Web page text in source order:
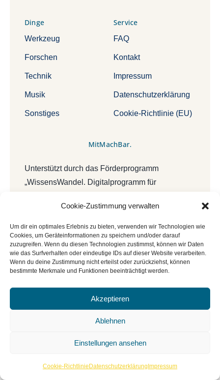
Cookie-Zustimmung verwalten
Um dir ein optimales Erlebnis zu bieten, verwenden wir Technologien wie
Cookies, um Geräteinformationen zu speichern und/oder darauf
zuzugreifen. Wenn du diesen Technologien zustimmst, können wir Daten
wie das Surfverhalten oder eindeutige IDs auf dieser Website verarbeiten.
Wenn du deine Zustimmung nicht erteilst oder zurückziehst, können
bestimmte Merkmale und Funktionen beeinträchtigt werden.
Akzeptieren
Ablehnen
Einstellungen ansehen
Cookie-Richtlinie Datenschutzerklärung Impressum
Dinge
Werkzeug
Forschen
Technik
Musik
Sonstiges
Service
FAQ
Kontakt
Impressum
Datenschutzerklärung
Cookie-Richtlinie (EU)
MitMachBar.
Unterstützt durch das Förderprogramm
„WissensWandel. Digitalprogramm für
NEUSTART KULTUR“ vom Deutschen
Bibliotheksverband e.V. und dem Beauftragten
der Bundesregierung für Kultur und Medien
(BKM).